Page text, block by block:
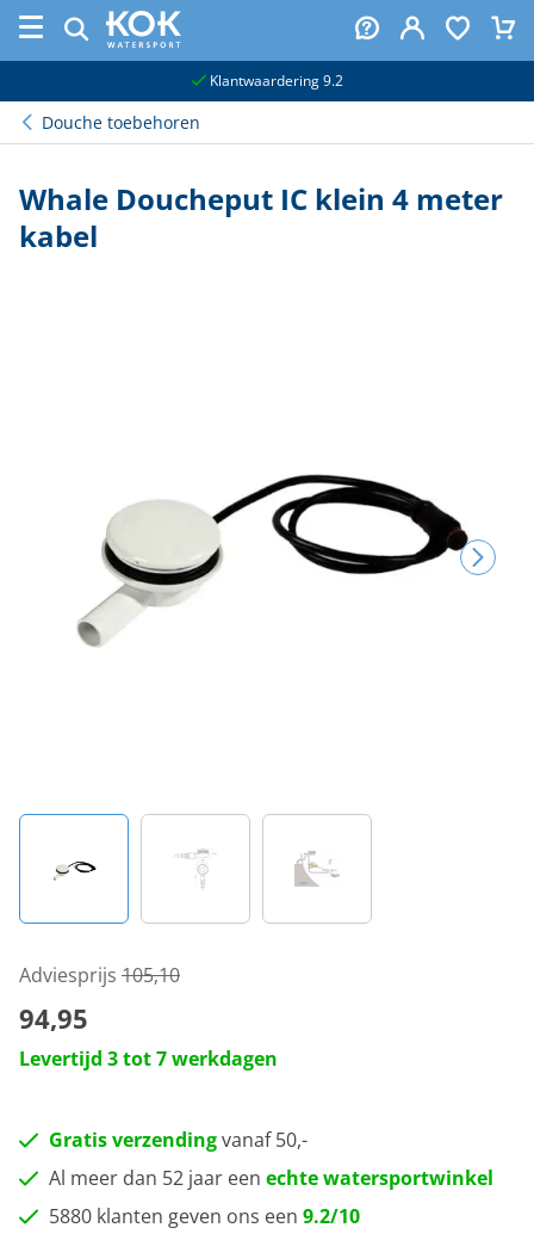
Klantwaardering 9.2
Douche toebehoren
Whale Doucheput IC klein 4 meter
kabel
Adviesprijs 105,10
94,95
Levertijd 3 tot 7 werkdagen
Gratis verzendingvanaf 50,-
Al meer dan 52 jaar een echte watersportwinkel
5880 klanten geven ons een 9.2/10